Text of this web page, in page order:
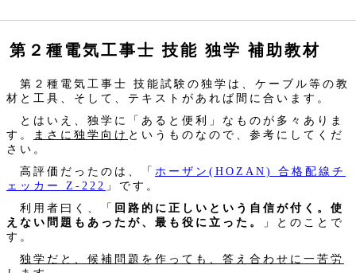
第２種電気工事士 技能 独学 補助教材
第２種電気工事士 技能試験の独学は、ケーブル等の教
材と工具、そして、テキストがあれば間に合います。
とはいえ、独学に「あると便利」なものが多々ありま
す。
まさに独学向け というものなので、参考にしてくだ
さい。
高評価だったのは、「 ホーザン(HOZAN) 合格配線チ
ェッカー Z-222 」です。
利用者曰く、「 回路的に正しいという自信が付く。使
えない問題もあったが、最も役に立った。
」とのことで
す。
独学だと、候補問題を作っても、答え合わせに一苦労